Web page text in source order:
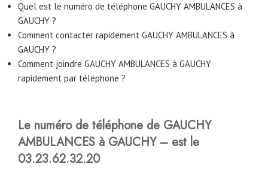
Quel est le numéro de téléphone GAUCHY AMBULANCES à
GAUCHY ?
Comment contacter rapidement GAUCHY AMBULANCES à
GAUCHY ?
Comment joindre GAUCHY AMBULANCES à GAUCHY
rapidement par téléphone ?
Le numéro de téléphone de GAUCHY
AMBULANCES à GAUCHY – est le
03.23.62.32.20